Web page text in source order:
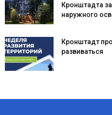
Кронштадта
наружного
Кронштадт
развиваться